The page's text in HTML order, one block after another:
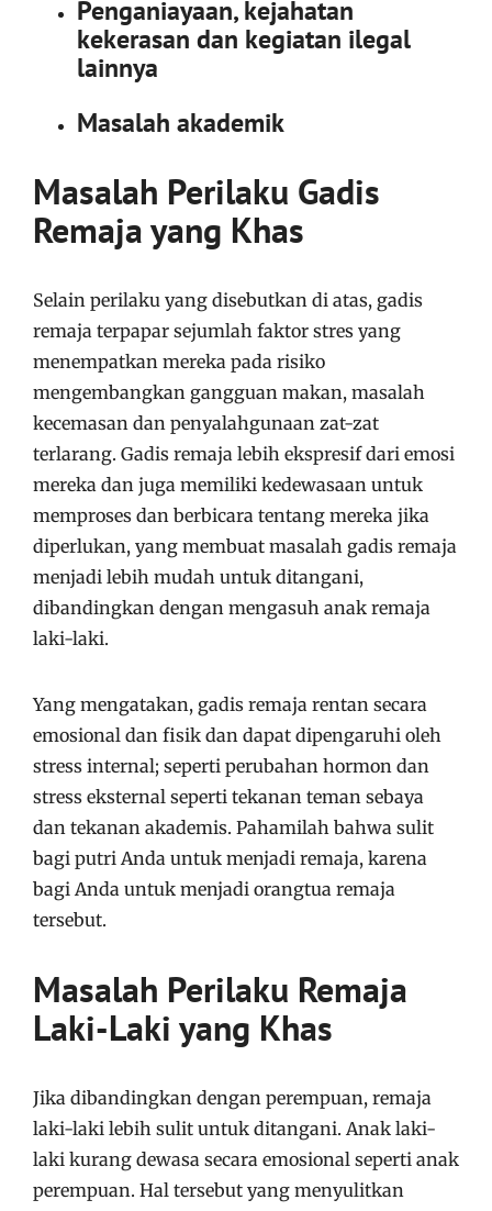
Penganiayaan, kejahatan
kekerasan dan kegiatan ilegal
lainnya
Masalah akademik
Masalah Perilaku Gadis
Remaja yang Khas
Selain perilaku yang disebutkan di atas, gadis
remaja terpapar sejumlah faktor stres yang
menempatkan mereka pada risiko
mengembangkan gangguan makan, masalah
kecemasan dan penyalahgunaan zat-zat
terlarang. Gadis remaja lebih ekspresif dari emosi
mereka dan juga memiliki kedewasaan untuk
memproses dan berbicara tentang mereka jika
diperlukan, yang membuat masalah gadis remaja
menjadi lebih mudah untuk ditangani,
dibandingkan dengan mengasuh anak remaja
laki-laki.
Yang mengatakan, gadis remaja rentan secara
emosional dan fisik dan dapat dipengaruhi oleh
stress internal; seperti perubahan hormon dan
stress eksternal seperti tekanan teman sebaya
dan tekanan akademis. Pahamilah bahwa sulit
bagi putri Anda untuk menjadi remaja, karena
bagi Anda untuk menjadi orangtua remaja
tersebut.
Masalah Perilaku Remaja
Laki-Laki yang Khas
Jika dibandingkan dengan perempuan, remaja
laki-laki lebih sulit untuk ditangani. Anak laki-
laki kurang dewasa secara emosional seperti anak
perempuan. Hal tersebut yang menyulitkan